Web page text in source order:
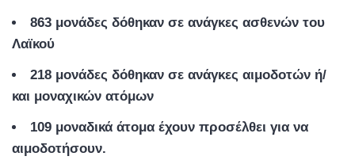
863 μονάδες δόθηκαν σε ανάγκες ασθενών του
Λαϊκού
218 μονάδες δόθηκαν σε ανάγκες αιμοδοτών ή/
και μοναχικών ατόμων
109 μοναδικά άτομα έχουν προσέλθει για να
αιμοδοτήσουν.